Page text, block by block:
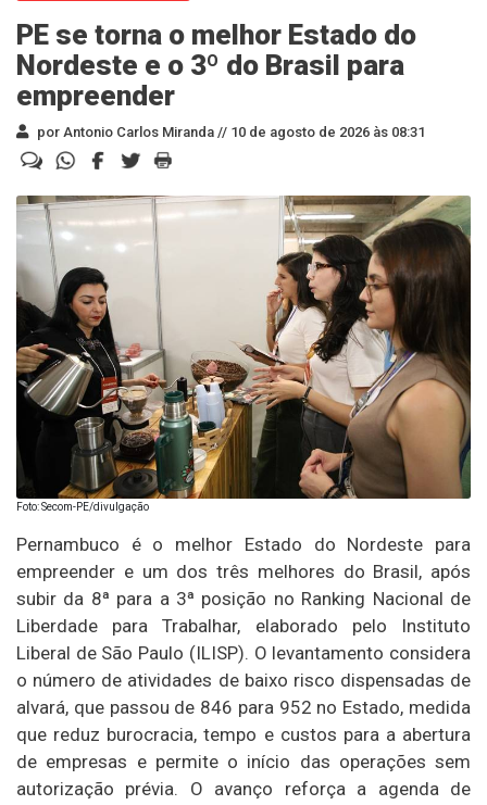
PE se torna o melhor Estado do
Nordeste e o 3º do Brasil para
empreender
por Antonio Carlos Miranda // 10 de agosto de 2026 às 08:31
Foto: Secom-PE/divulgação
Pernambuco é o melhor Estado do Nordeste para
empreender e um dos três melhores do Brasil, após
subir da 8ª para a 3ª posição no Ranking Nacional de
Liberdade para Trabalhar, elaborado pelo Instituto
Liberal de São Paulo (ILISP). O levantamento considera
o número de atividades de baixo risco dispensadas de
alvará, que passou de 846 para 952 no Estado, medida
que reduz burocracia, tempo e custos para a abertura
de empresas e permite o início das operações sem
autorização prévia. O avanço reforça a agenda de